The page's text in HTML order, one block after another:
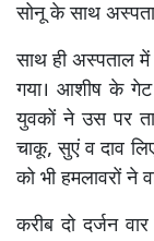
सोनू के साथ
साथ ही अस्पताल
गया। आशीष के
युवकों ने उस पर
चाकू, सुएं व दाव
को भी हमलावरों ने
करीब दो दर्जन